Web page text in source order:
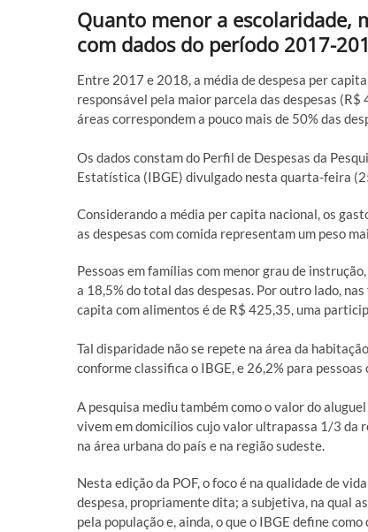
Quanto menor a escolaridade,
com dados do período 2017-
Entre 2017 e 2018, a média de despesa per
responsável pela maior parcela das despesas
áreas correspondem a pouco mais de 50% das
Os dados constam do Perfil de Despesas da
Estatística (IBGE) divulgado nesta quarta-feira
Considerando a média per capita nacional, os
as despesas com comida representam um peso
Pessoas em famílias com menor grau de
a 18,5% do total das despesas. Por outro lado,
capita com alimentos é de R$ 425,35, uma
Tal disparidade não se repete na área da
conforme classifica o IBGE, e 26,2% para
A pesquisa mediu também como o valor do
vivem em domicílios cujo valor ultrapassa 1/3 da
na área urbana do país e na região sudeste.
Nesta edição da POF, o foco é na qualidade de
despesa, propriamente dita; a subjetiva, na qual
pela população e, ainda, o que o IBGE define